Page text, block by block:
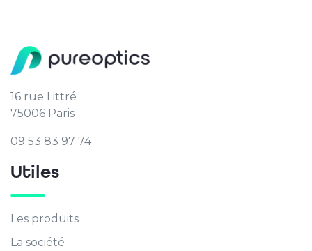
16 rue Littré
75006 Paris
09 53 83 97 74
Utiles
Les produits
La société